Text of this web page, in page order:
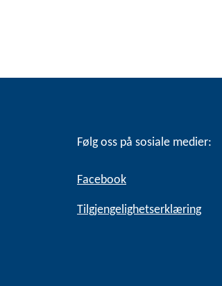
Følg oss på sosiale medier:
Facebook
Tilgjengelighetserklæring